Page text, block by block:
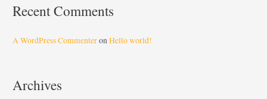
Recent Comments
A WordPress CommenteronHello world!
Archives